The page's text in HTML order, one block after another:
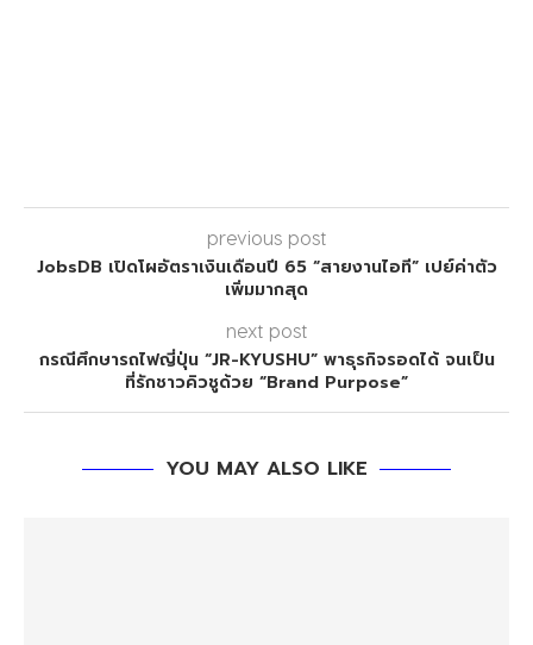
previous post
JobsDB เปิดโผอัตราเงินเดือนปี 65 “สายงานไอที” เปย์ค่าตัว
เพิ่มมากสุด
next post
กรณีศึกษารถไฟญี่ปุ่น “JR-KYUSHU” พาธุรกิจรอดได้ จนเป็น
ที่รักชาวคิวชูด้วย “Brand Purpose”
YOU MAY ALSO LIKE